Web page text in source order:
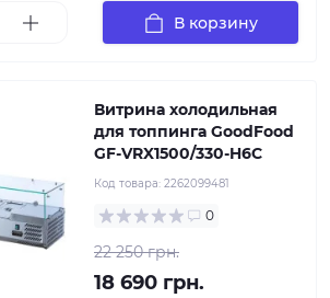
В корзину
Витрина холодильная
для топпинга GoodFood
GF-VRX1500/330-H6C
Код товара: 2262099481
0
22 250 грн.
18 690 грн.